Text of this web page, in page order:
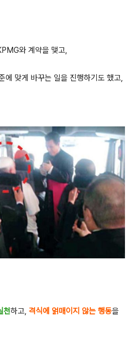
와 계약을 맺고,
에 맞게 바꾸는 일을 진행하기도 했고,
천하고, 격식에 얽매이지 않는 행동을